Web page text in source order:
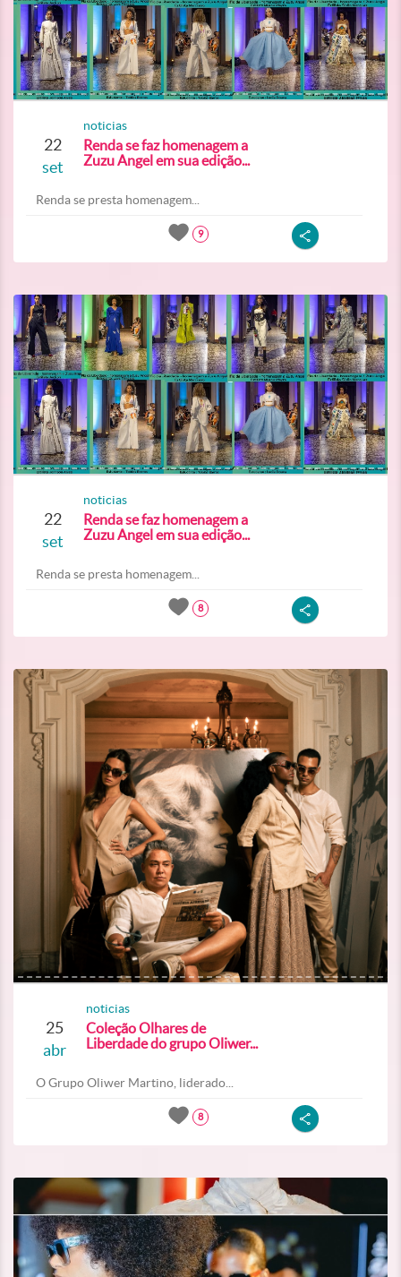
22
set
noticias
Renda se faz homenagem a
Zuzu Angel em sua edição...
Renda se presta homenagem...
9
22
set
noticias
Renda se faz homenagem a
Zuzu Angel em sua edição...
Renda se presta homenagem...
8
25
abr
noticias
Coleção Olhares de
Liberdade do grupo Oliwer...
O Grupo Oliwer Martino, liderado...
8